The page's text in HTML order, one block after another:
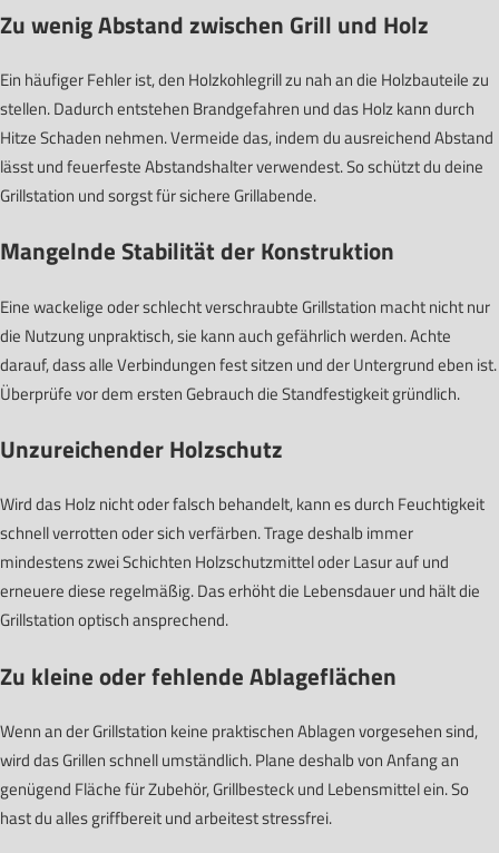
Zu wenig Abstand zwischen Grill und Holz
Ein häufiger Fehler ist, den Holzkohlegrill zu nah an die Holzbauteile zu
stellen. Dadurch entstehen Brandgefahren und das Holz kann durch
Hitze Schaden nehmen. Vermeide das, indem du ausreichend Abstand
lässt und feuerfeste Abstandshalter verwendest. So schützt du deine
Grillstation und sorgst für sichere Grillabende.
Mangelnde Stabilität der Konstruktion
Eine wackelige oder schlecht verschraubte Grillstation macht nicht nur
die Nutzung unpraktisch, sie kann auch gefährlich werden. Achte
darauf, dass alle Verbindungen fest sitzen und der Untergrund eben ist.
Überprüfe vor dem ersten Gebrauch die Standfestigkeit gründlich.
Unzureichender Holzschutz
Wird das Holz nicht oder falsch behandelt, kann es durch Feuchtigkeit
schnell verrotten oder sich verfärben. Trage deshalb immer
mindestens zwei Schichten Holzschutzmittel oder Lasur auf und
erneuere diese regelmäßig. Das erhöht die Lebensdauer und hält die
Grillstation optisch ansprechend.
Zu kleine oder fehlende Ablageflächen
Wenn an der Grillstation keine praktischen Ablagen vorgesehen sind,
wird das Grillen schnell umständlich. Plane deshalb von Anfang an
genügend Fläche für Zubehör, Grillbesteck und Lebensmittel ein. So
hast du alles griffbereit und arbeitest stressfrei.